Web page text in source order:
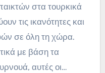
τις ικανότητες και
σε όλη τη χώρα.
με βάση τα
αυτές οι…